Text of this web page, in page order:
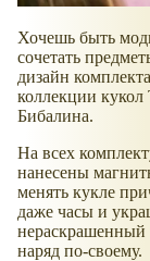
Хочешь быть
сочетать
дизайн
коллекции кукол
Бибалина.
На всех
нанесены
менять кукле
даже часы и
нераскрашенный
наряд по-своему.